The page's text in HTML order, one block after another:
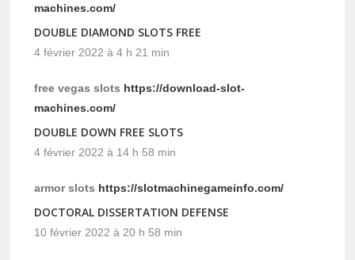
machines.com/
DOUBLE DIAMOND SLOTS FREE
4 février 2022 à 4 h 21 min
free vegas slots https://download-slot-
machines.com/
DOUBLE DOWN FREE SLOTS
4 février 2022 à 14 h 58 min
armor slots https://slotmachinegameinfo.com/
DOCTORAL DISSERTATION DEFENSE
10 février 2022 à 20 h 58 min